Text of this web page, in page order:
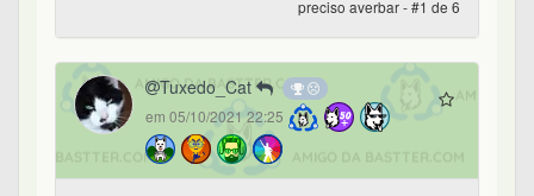
preciso averbar - #1 de 6
Tuxedo_Cat
em 05/10/2021 22:25